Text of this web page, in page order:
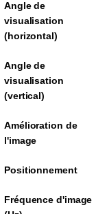
Angle de
visualisation
(horizontal)
Angle de
visualisation
(vertical)
Amélioration de
l'image
Positionnement
Fréquence d'image